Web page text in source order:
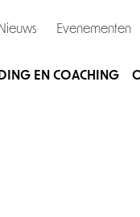
Evenementen
EN COACHING